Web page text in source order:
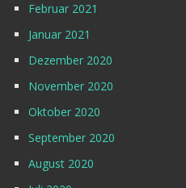
Februar 2021
Januar 2021
Dezember 2020
November 2020
Oktober 2020
September 2020
August 2020